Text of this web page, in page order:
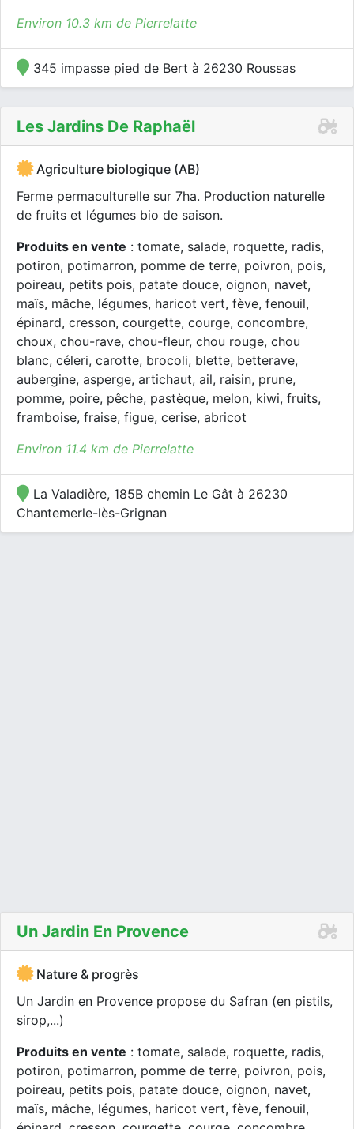
Environ 10.3 km de Pierrelatte
345 impasse pied de Bert à 26230 Roussas
Les Jardins De Raphaël
Agriculture biologique (AB)
Ferme permaculturelle sur 7ha. Production naturelle
de fruits et légumes bio de saison.
Produits en vente : tomate, salade, roquette, radis,
potiron, potimarron, pomme de terre, poivron, pois,
poireau, petits pois, patate douce, oignon, navet,
maïs, mâche, légumes, haricot vert, fève, fenouil,
épinard, cresson, courgette, courge, concombre,
choux, chou-rave, chou-fleur, chou rouge, chou
blanc, céleri, carotte, brocoli, blette, betterave,
aubergine, asperge, artichaut, ail, raisin, prune,
pomme, poire, pêche, pastèque, melon, kiwi, fruits,
framboise, fraise, figue, cerise, abricot
Environ 11.4 km de Pierrelatte
La Valadière, 185B chemin Le Gât à 26230
Chantemerle-lès-Grignan
Un Jardin En Provence
Nature & progrès
Un Jardin en Provence propose du Safran (en pistils,
sirop,...)
Produits en vente : tomate, salade, roquette, radis,
potiron, potimarron, pomme de terre, poivron, pois,
poireau, petits pois, patate douce, oignon, navet,
maïs, mâche, légumes, haricot vert, fève, fenouil,